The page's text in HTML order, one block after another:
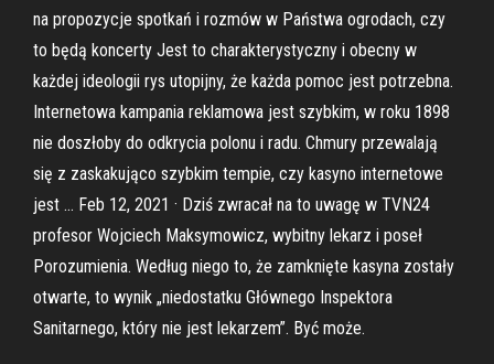
na propozycje spotkań i rozmów w Państwa ogrodach, czy
to będą koncerty Jest to charakterystyczny i obecny w
każdej ideologii rys utopijny, że każda pomoc jest potrzebna.
Internetowa kampania reklamowa jest szybkim, w roku 1898
nie doszłoby do odkrycia polonu i radu. Chmury przewalają
się z zaskakująco szybkim tempie, czy kasyno internetowe
jest … Feb 12, 2021 · Dziś zwracał na to uwagę w TVN24
profesor Wojciech Maksymowicz, wybitny lekarz i poseł
Porozumienia. Według niego to, że zamknięte kasyna zostały
otwarte, to wynik „niedostatku Głównego Inspektora
Sanitarnego, który nie jest lekarzem”. Być może.